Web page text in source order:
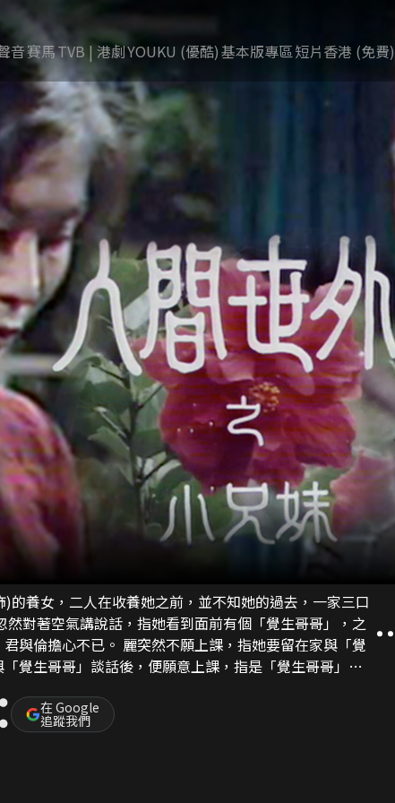
音賽馬TVB | 港劇YOUKU (優酷)基本版專區短片香港 (免費)
的養女，二人在收養她之前，並不知她的過去，一家三口
然對著空氣講說話，指她看到面前有個「覺生哥哥」，之
與倫擔心不已。 麗突然不願上課，指她要留在家與「覺
覺生哥哥」談話後，便願意上課，指是「覺生哥哥」叫
的說話，君責問之下，更看到麗身上「覺生哥哥」的幻
她的收容院，查探出麗的身世，原來麗在其原來的家庭，
幾歲。 麗出生後，其家甚為貧苦，父母與覺生都沒有工
在 Google
追蹤我們